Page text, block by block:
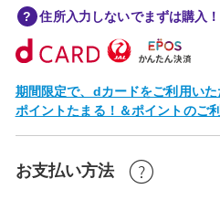
住所入力しないでまずは購入！
期間限定で、dカードをご利用い
ポイントたまる！＆ポイントのご
お支払い方法